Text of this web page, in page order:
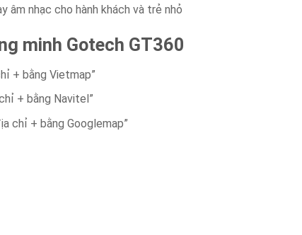
nhạc cho hành khách và trẻ nhỏ
minh Gotech GT360
+ bằng Vietmap”
+ bằng Navitel”
chỉ + bằng Googlemap”